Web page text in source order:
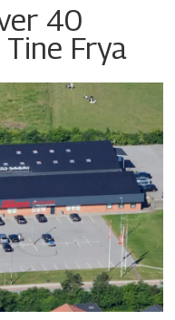
40
Frya